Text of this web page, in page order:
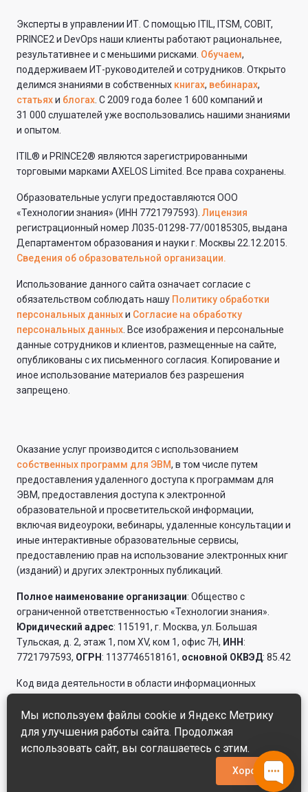
Эксперты в управлении ИТ. С помощью ITIL, ITSM, COBIT,
PRINCE2 и DevOps наши клиенты работают рациональнее,
результативнее и с меньшими рисками. Обучаем,
поддерживаем ИТ-руководителей и сотрудников. Открыто
делимся знаниями в собственных книгах, вебинарах,
статьяхи блогах . С 2009 года более 1 600 компаний и
31 000 слушателей уже воспользовались нашими знаниями
и опытом.
ITIL® и PRINCE2® являются зарегистрированными
торговыми марками AXELOS Limited. Все права сохранены.
Образовательные услуги предоставляются ООО
«Технологии знания» (ИНН 7721797593). Лицензия
регистрационный номер Л035-01298-77/00185305, выдана
Департаментом образования и науки г. Москвы 22.12.2015.
Сведения об образовательной организации.
Использование данного сайта означает согласие с
обязательством соблюдать нашу Политику обработки
персональных данныхи Согласие на обработку
персональных данных . Все изображения и персональные
данные сотрудников и клиентов, размещенные на сайте,
опубликованы с их письменного согласия. Копирование и
иное использование материалов без разрешения
запрещено.
Оказание услуг производится с использованием
собственных программ для ЭВМ, в том числе путем
предоставления удаленного доступа к программам для
ЭВМ, предоставления доступа к электронной
образовательной и просветительской информации,
включая видеоуроки, вебинары, удаленные консультации и
иные интерактивные образовательные сервисы,
предоставлению прав на использование электронных книг
(изданий) и других электронных публикаций.
Полное наименование организации: Общество с
ограниченной ответственностью «Технологии знания».
Юридический адрес: 115191, г. Москва, ул. Большая
Тульская, д. 2, этаж 1, пом XV, ком 1, офис 7Н, ИНН:
7721797593, ОГРН: 1137746518161, основной ОКВЭД: 85.42
Код вида деятельности в области информационных
Описания оказываемых услуг и их стоимость
SpaceCodinG.net
Мы используем файлы cookie и Яндекс Метрику
для улучшения работы сайта. Продолжая
использовать сайт, вы соглашаетесь с этим.
Хорошо